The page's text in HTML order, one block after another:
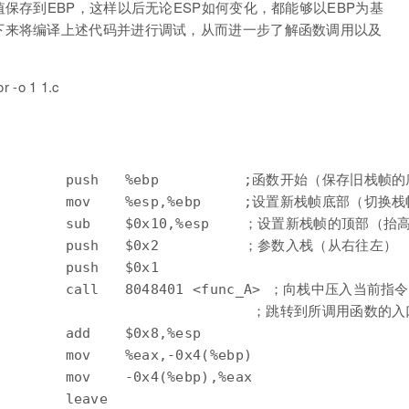
存到EBP，这样以后无论ESP如何变化，都能够以EBP为基
将编译上述代码并进行调试，从而进一步了解函数调用以及
-o 1 1.c
push   %ebp          ;函数开始（保存旧栈帧的
mov    %esp,%ebp     ;设置新栈帧底部（切换栈
sub    $0x10,%esp    ；设置新栈帧的顶部（抬高栈
push   $0x2          ；参数入栈（从右往左）
push   $0x1
call   8048401 <func_A> ；向栈中压入当前指令所
；跳转到所调用函数的入
add    $0x8,%esp
mov    %eax,-0x4(%ebp)
mov    -0x4(%ebp),%eax
leave